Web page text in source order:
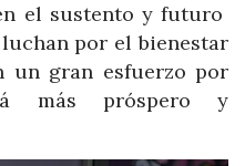
el sustento y futuro
por el bienestar
un gran esfuerzo por
más próspero y